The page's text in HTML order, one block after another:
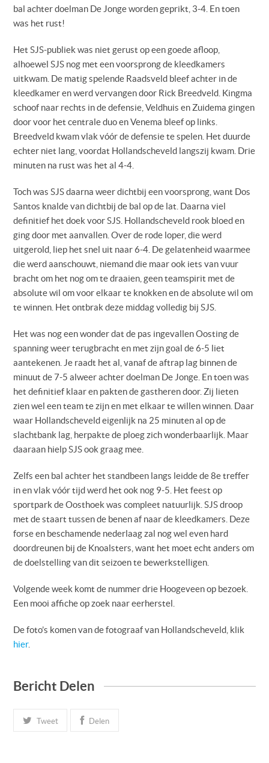
bal achter doelman De Jonge worden geprikt, 3-4. En toen
was het rust!
Het SJS-publiek was niet gerust op een goede afloop,
alhoewel SJS nog met een voorsprong de kleedkamers
uitkwam. De matig spelende Raadsveld bleef achter in de
kleedkamer en werd vervangen door Rick Breedveld. Kingma
schoof naar rechts in de defensie, Veldhuis en Zuidema gingen
door voor het centrale duo en Venema bleef op links.
Breedveld kwam vlak vóór de defensie te spelen. Het duurde
echter niet lang, voordat Hollandscheveld langszij kwam. Drie
minuten na rust was het al 4-4.
Toch was SJS daarna weer dichtbij een voorsprong, want Dos
Santos knalde van dichtbij de bal op de lat. Daarna viel
definitief het doek voor SJS. Hollandscheveld rook bloed en
ging door met aanvallen. Over de rode loper, die werd
uitgerold, liep het snel uit naar 6-4. De gelatenheid waarmee
die werd aanschouwt, niemand die maar ook iets van vuur
bracht om het nog om te draaien, geen teamspirit met de
absolute wil om voor elkaar te knokken en de absolute wil om
te winnen. Het ontbrak deze middag volledig bij SJS.
Het was nog een wonder dat de pas ingevallen Oosting de
spanning weer terugbracht en met zijn goal de 6-5 liet
aantekenen. Je raadt het al, vanaf de aftrap lag binnen de
minuut de 7-5 alweer achter doelman De Jonge. En toen was
het definitief klaar en pakten de gastheren door. Zij lieten
zien wel een team te zijn en met elkaar te willen winnen. Daar
waar Hollandscheveld eigenlijk na 25 minuten al op de
slachtbank lag, herpakte de ploeg zich wonderbaarlijk. Maar
daaraan hielp SJS ook graag mee.
Zelfs een bal achter het standbeen langs leidde de 8e treffer
in en vlak vóór tijd werd het ook nog 9-5. Het feest op
sportpark de Oosthoek was compleet natuurlijk. SJS droop
met de staart tussen de benen af naar de kleedkamers. Deze
forse en beschamende nederlaag zal nog wel even hard
doordreunen bij de Knoalsters, want het moet echt anders om
de doelstelling van dit seizoen te bewerkstelligen.
Volgende week komt de nummer drie Hoogeveen op bezoek.
Een mooi affiche op zoek naar eerherstel.
De foto’s komen van de fotograaf van Hollandscheveld, klik
hier.
Bericht Delen
Tweet Delen